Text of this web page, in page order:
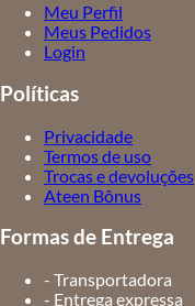
Meu Perfil
Meus Pedidos
Login
Políticas
Privacidade
Termos de uso
Trocas e devoluções
Ateen Bônus
Formas de Entrega
- Transportadora
- Entrega expressa